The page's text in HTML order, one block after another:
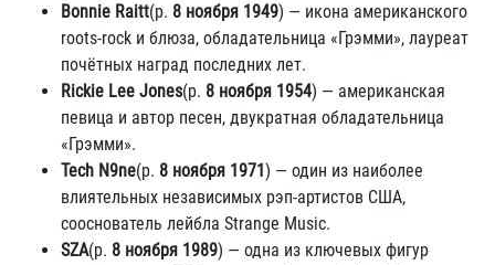
Bonnie Raitt(р. 8 ноября 1949) — икона американского
roots-rock и блюза, обладательница «Грэмми», лауреат
почётных наград последних лет.
Rickie Lee Jones(р. 8 ноября 1954) — американская
певица и автор песен, двукратная обладательница
«Грэмми».
Tech N9ne(р. 8 ноября 1971 ) — один из наиболее
влиятельных независимых рэп-артистов США,
сооснователь лейбла Strange Music.
SZA(р. 8 ноября 1989) — одна из ключевых фигур